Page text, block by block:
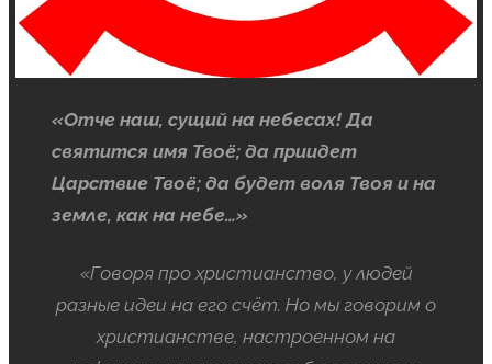
«Отче наш, сущий на небесах! Да
святится имя Твоё; да приидет
Царствие Твоё; да будет воля Твоя и на
земле, как на небе…»
«Говоря про христианство, у людей
разные идеи на его счёт. Но мы говорим о
христианстве, настроенном на